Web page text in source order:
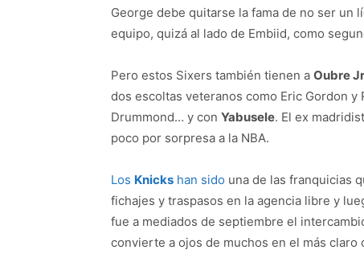
George debe quitarse la fama de no ser
equipo, quizá al lado de Embiid, como
Pero estos Sixers también tienen a Oubre Jr
dos escoltas veteranos como Eric Gordon
Drummond… y con Yabusele. El ex
poco por sorpresa a la NBA.
Los Knicks han sido una de las franquicias
fichajes y traspasos en la agencia libre y
fue a mediados de septiembre el
convierte a ojos de muchos en el más claro